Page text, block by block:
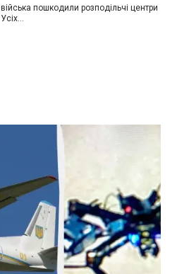
пошкодили розподільчі центри